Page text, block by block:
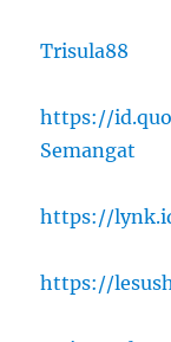
Trisula88
https://
Semangat
https://
https://